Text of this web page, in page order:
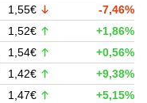
1,55€
-7,46%
1,52€
+1,86%
1,54€
+0,56%
1,42€
+9,38%
1,47€
+5,15%